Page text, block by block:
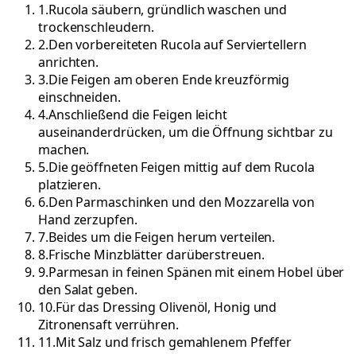
1.Rucola säubern, gründlich waschen und
trockenschleudern.
2.Den vorbereiteten Rucola auf Serviertellern
anrichten.
3.Die Feigen am oberen Ende kreuzförmig
einschneiden.
4.Anschließend die Feigen leicht
auseinanderdrücken, um die Öffnung sichtbar zu
machen.
5.Die geöffneten Feigen mittig auf dem Rucola
platzieren.
6.Den Parmaschinken und den Mozzarella von
Hand zerzupfen.
7.Beides um die Feigen herum verteilen.
8.Frische Minzblätter darüberstreuen.
9.Parmesan in feinen Spänen mit einem Hobel über
den Salat geben.
10.Für das Dressing Olivenöl, Honig und
Zitronensaft verrühren.
11.Mit Salz und frisch gemahlenem Pfeffer